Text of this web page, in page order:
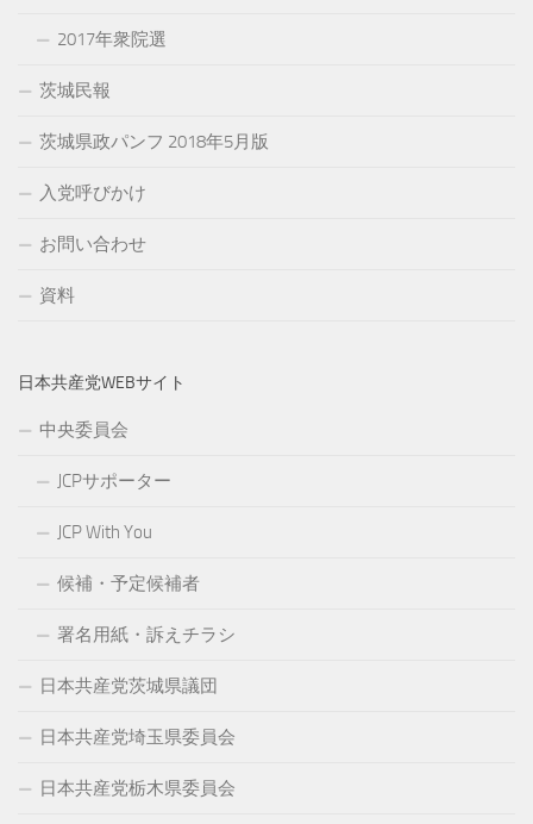
2017年衆院選
茨城民報
茨城県政パンフ 2018年5月版
入党呼びかけ
お問い合わせ
資料
日本共産党WEBサイト
中央委員会
JCPサポーター
JCP With You
候補・予定候補者
署名用紙・訴えチラシ
日本共産党茨城県議団
日本共産党埼玉県委員会
日本共産党栃木県委員会